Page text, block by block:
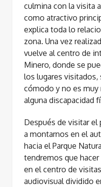
culmina con la visita
como atractivo
explica toda lo
zona. Una vez
vuelve al centro de
Minero​, donde se
los lugares visitados,
cómodo y no es
alguna discapacidad
Después de visitar el
a montarnos en el
hacia el ​Parque
tendremos que
en el centro de
audiovisual dividido